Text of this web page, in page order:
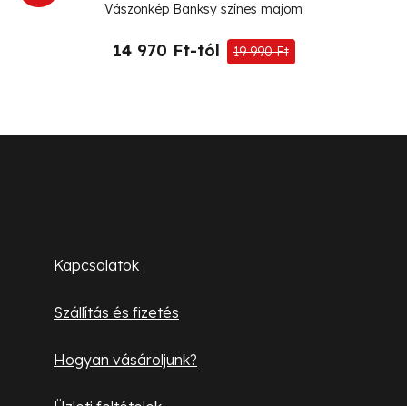
Vászonkép Banksy színes majom
14 970 Ft-tól 19 990 Ft
Kapcsolatok
Szállítás és fizetés
Hogyan vásároljunk?